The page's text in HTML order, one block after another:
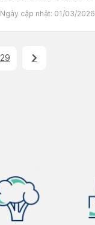
Ngày cập nhật: 01/03/2026
29